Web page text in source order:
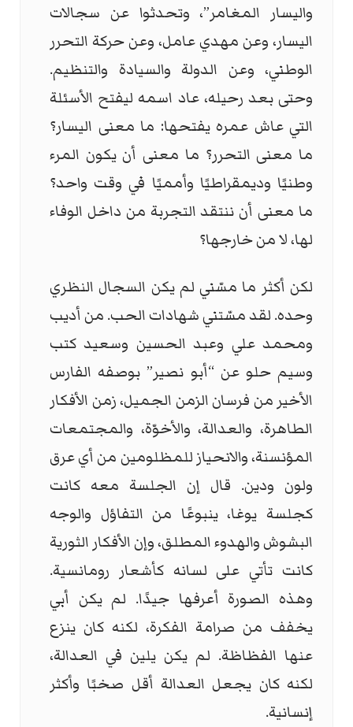
واليسار المغامر”، وتحدثوا عن سجالات
اليسار، وعن مهدي عامل، وعن حركة التحرر
الوطني، وعن الدولة والسيادة والتنظيم.
وحتى بعد رحيله، عاد اسمه ليفتح الأسئلة
التي عاش عمره يفتحها: ما معنى اليسار؟
ما معنى التحرر؟ ما معنى أن يكون المرء
وطنيًا وديمقراطيًا وأمميًا في وقت واحد؟
ما معنى أن ننتقد التجربة من داخل الوفاء
لها، لا من خارجها؟
لكن أكثر ما مسّني لم يكن السجال النظري
وحده. لقد مسّتني شهادات الحب. من أديب
ومحمد علي وعبد الحسين وسعيد كتب
وسيم حلو عن “أبو نصير” بوصفه الفارس
الأخير من فرسان الزمن الجميل، زمن الأفكار
الطاهرة، والعدالة، والأخوّة، والمجتمعات
المؤنسنة، والانحياز للمظلومين من أي عرق
ولون ودين. قال إن الجلسة معه كانت
كجلسة يوغا، ينبوعًا من التفاؤل والوجه
البشوش والهدوء المطلق، وإن الأفكار الثورية
كانت تأتي على لسانه كأشعار رومانسية.
وهذه الصورة أعرفها جيدًا. لم يكن أبي
يخفف من صرامة الفكرة، لكنه كان ينزع
عنها الفظاظة. لم يكن يلين في العدالة،
لكنه كان يجعل العدالة أقل صخبًا وأكثر
إنسانية.